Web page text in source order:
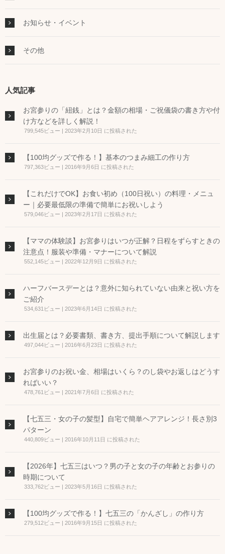
お知らせ・イベント
その他
人気記事
お宮参りの「紐銭」とは？金額の相場・ご祝儀袋の書き方や付
け方などを詳しく解説！
799,545ビュー 2023年2月10日 に投稿された
【100均グッズで作る！】基本のつまみ細工の作り方
797,363ビュー 2016年9月6日 に投稿された
【これだけでOK】お食い初め（100日祝い）の料理・メニュ
ー｜必要最低限の準備で簡単にお祝いしよう
579,046ビュー 2023年2月17日 に投稿された
【ママの体験談】お宮参りはいつが正解？日程をずらすときの
注意点！服装や準備・マナーについて解説
552,145ビュー 2022年12月9日 に投稿された
ハーフバースデーとは？意外に知られていない由来と祝い方を
ご紹介
534,631ビュー 2023年6月14日 に投稿された
出生届とは？必要書類、書き方、提出手順について解説します
497,044ビュー 2016年6月23日 に投稿された
お宮参りのお祝い金、相場はいくら？のし袋やお返しはどうす
ればいい？
478,761ビュー 2021年7月6日 に投稿された
【七五三・女の子の髪型】自宅で簡単ヘアアレンジ！長さ別3
パターン
440,809ビュー 2016年10月11日 に投稿された
【2026年】七五三はいつ？男の子と女の子の年齢とお参りの
時期について
333,762ビュー 2023年5月16日 に投稿された
【100均グッズで作る！】七五三の「かんざし」の作り方
279,512ビュー 2016年9月15日 に投稿された